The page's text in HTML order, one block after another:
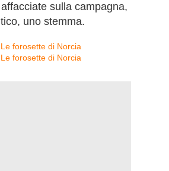
sulla campagna,
uno stemma.